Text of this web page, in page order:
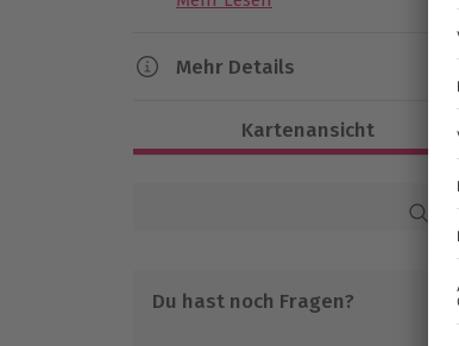
Mehr Details
Gesamtdauer: ca. 1,5 Stunden
Ganzjährig zu bestimmten
Kartenansicht
Du hast noch Fragen?